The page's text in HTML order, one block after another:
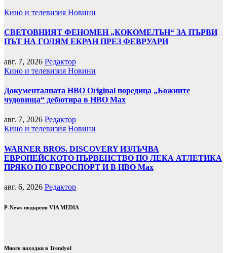
Кино и телевизия Новини
СВЕТОВНИЯТ ФЕНОМЕН „КОКОМЕЛЪН“ ЗА ПЪРВИ
ПЪТ НА ГОЛЯМ ЕКРАН ПРЕЗ ФЕВРУАРИ
авг. 7, 2026 Редактор
Кино и телевизия Новини
Документалната HBO Original поредица „Божиите
чудовища“ дебютира в HBO Max
авг. 7, 2026 Редактор
Кино и телевизия Новини
WARNER BROS. DISCOVERY ИЗЛЪЧВА
ЕВРОПЕЙСКОТО ПЪРВЕНСТВО ПО ЛЕКА АТЛЕТИКА
ПРЯКО ПО ЕВРОСПОРТ И В НВО Мах
авг. 6, 2026 Редактор
P-News подкрепя VIA MEDIA
Много находки в Trendyol